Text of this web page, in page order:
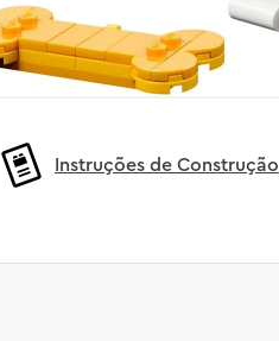
Instruções de Construção